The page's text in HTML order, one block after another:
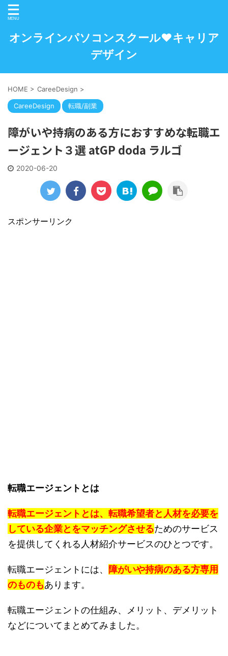
オンラインパソコンスクール♥キャリア
デザイン
HOME > CareeDesign >
CareeDesign 転職/副業
障がいや持病のある方におすすめな転職エ
ージェント３選 atGP doda ラルゴ
2020-06-20
スポンサーリンク
転職エージェントとは
転職エージェントとは、転職希望者と人材を必要を
している企業とをマッチングさせるためのサービス
を提供してくれる人材紹介サービスのひとつです。
転職エージェントには、 障がいや持病のある方専用
のものもあります。
転職エージェントの仕組み、メリット、デメリット
などについてまとめてみました。